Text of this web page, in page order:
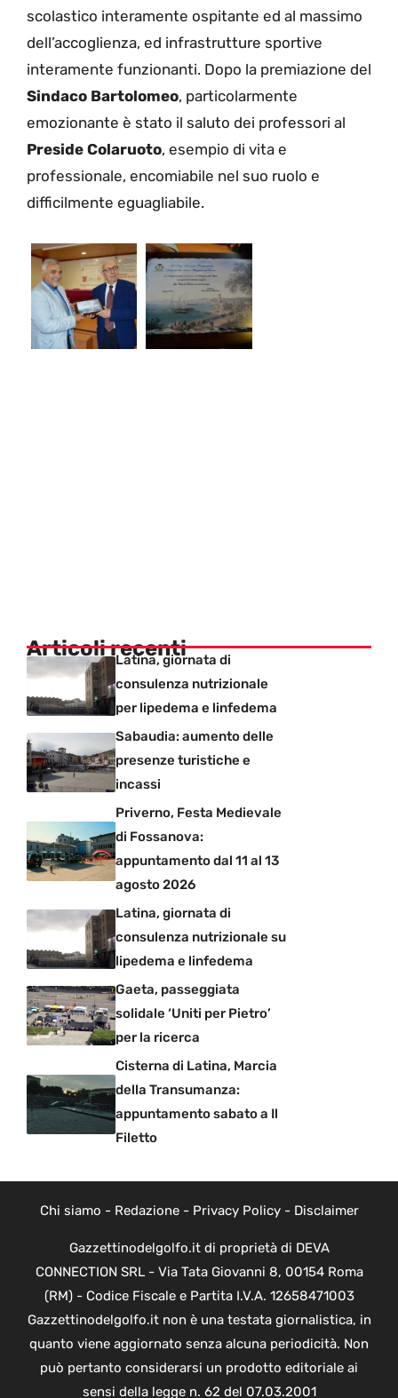
scolastico interamente ospitante ed al massimo
dell’accoglienza, ed infrastrutture sportive
interamente funzionanti. Dopo la premiazione del
Sindaco Bartolomeo, particolarmente
emozionante è stato il saluto dei professori al
Preside Colaruoto, esempio di vita e
professionale, encomiabile nel suo ruolo e
difficilmente eguagliabile.
Articoli recenti
Latina, giornata di
consulenza nutrizionale
per lipedema e linfedema
Sabaudia: aumento delle
presenze turistiche e
incassi
Priverno, Festa Medievale
di Fossanova:
appuntamento dal 11 al 13
agosto 2026
Latina, giornata di
consulenza nutrizionale su
lipedema e linfedema
Gaeta, passeggiata
solidale ‘Uniti per Pietro’
per la ricerca
Cisterna di Latina, Marcia
della Transumanza:
appuntamento sabato a Il
Filetto
Chi siamo - Redazione- Privacy Policy- Disclaimer
Gazzettinodelgolfo.it di proprietà di DEVA
CONNECTION SRL - Via Tata Giovanni 8, 00154 Roma
(RM) - Codice Fiscale e Partita I.V.A. 12658471003
Gazzettinodelgolfo.it non è una testata giornalistica, in
quanto viene aggiornato senza alcuna periodicità. Non
può pertanto considerarsi un prodotto editoriale ai
sensi della legge n. 62 del 07.03.2001